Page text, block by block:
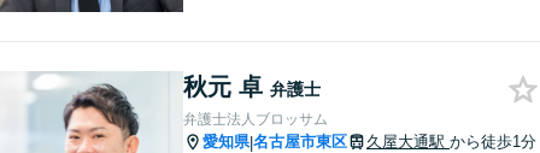
しております。ぜひお気軽に
ご相談ください。https://www.
blsm-lpc.com
秋元 卓 弁護士
弁護士法人ブロッサム
愛知県|名古屋市東区 久屋大通駅 から徒歩1分